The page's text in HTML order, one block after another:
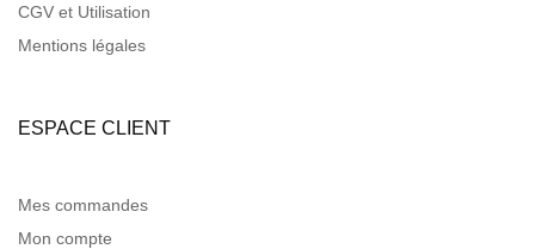
CGV et Utilisation
Mentions légales
ESPACE CLIENT
Mes commandes
Mon compte